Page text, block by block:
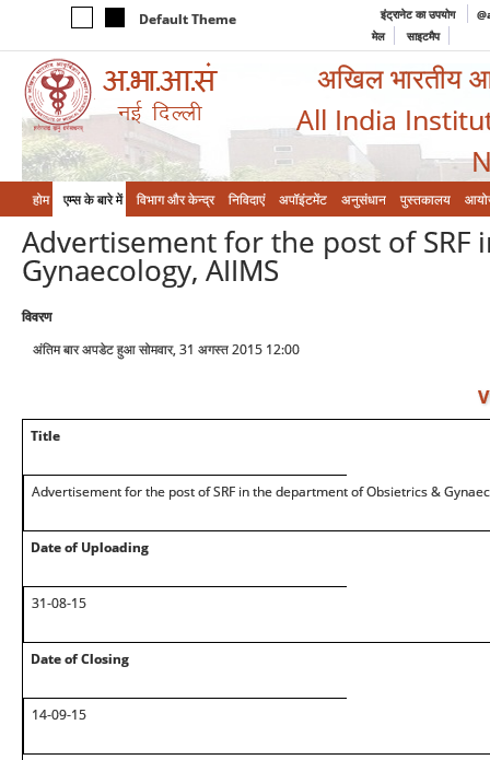
Default Theme इंट्रानेट का उपयोग
मेल
साइटमैप
अखिल भारतीय
All India
होम एम्‍स के बारे में विभाग और केन्‍द्र निविदाएं अपॉइंटमेंट अनुसंधान पुस्तकालय
Advertisement for the post of
Gynaecology, AIIMS
विवरण
अंतिम बार अपडेट हुआ सोमवार, 31 अगस्त 2015 12:00
Title
Advertisement for the post of SRF in the department of Obsietrics &
Date of Uploading
31-08-15
Date of Closing
14-09-15